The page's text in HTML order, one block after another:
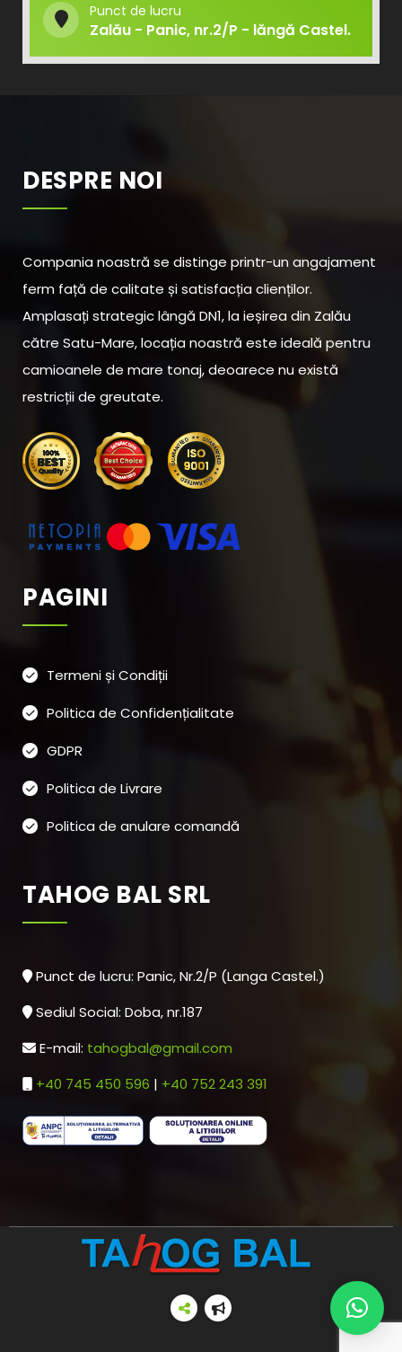
Punct de lucru
Zalău - Panic, nr.2/P - lăngă Castel.
DESPRE NOI
Compania noastră se distinge printr-un angajament
ferm față de calitate și satisfacția clienților.
Amplasați strategic lângă DN1, la ieșirea din Zalău
către Satu-Mare, locația noastră este ideală pentru
camioanele de mare tonaj, deoarece nu există
restricții de greutate.
PAGINI
Termeni și Condiții
Politica de Confidențialitate
GDPR
Politica de Livrare
Politica de anulare comandă
TAHOG BAL SRL
Punct de lucru: Panic, Nr.2/P (Langa Castel.)
Sediul Social: Doba, nr.187
E-mail: tahogbal@gmail.com
+40 745 450 596 | +40 752 243 391